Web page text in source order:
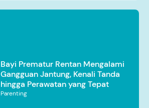
Bayi Prematur Rentan Mengalami
Gangguan Jantung, Kenali Tanda
hingga Perawatan yang Tepat
Parenting